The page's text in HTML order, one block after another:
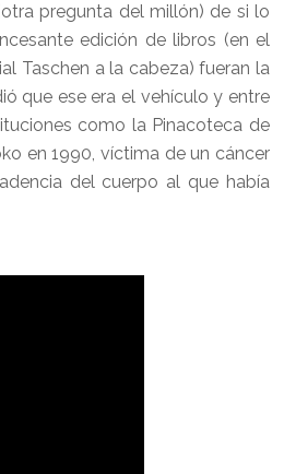
pregunta del millón) de si lo
edición de libros (en el
Taschen a la cabeza) fueran la
que ese era el vehículo y entre
como la Pinacoteca de
en 1990, víctima de un cáncer
del cuerpo al que había